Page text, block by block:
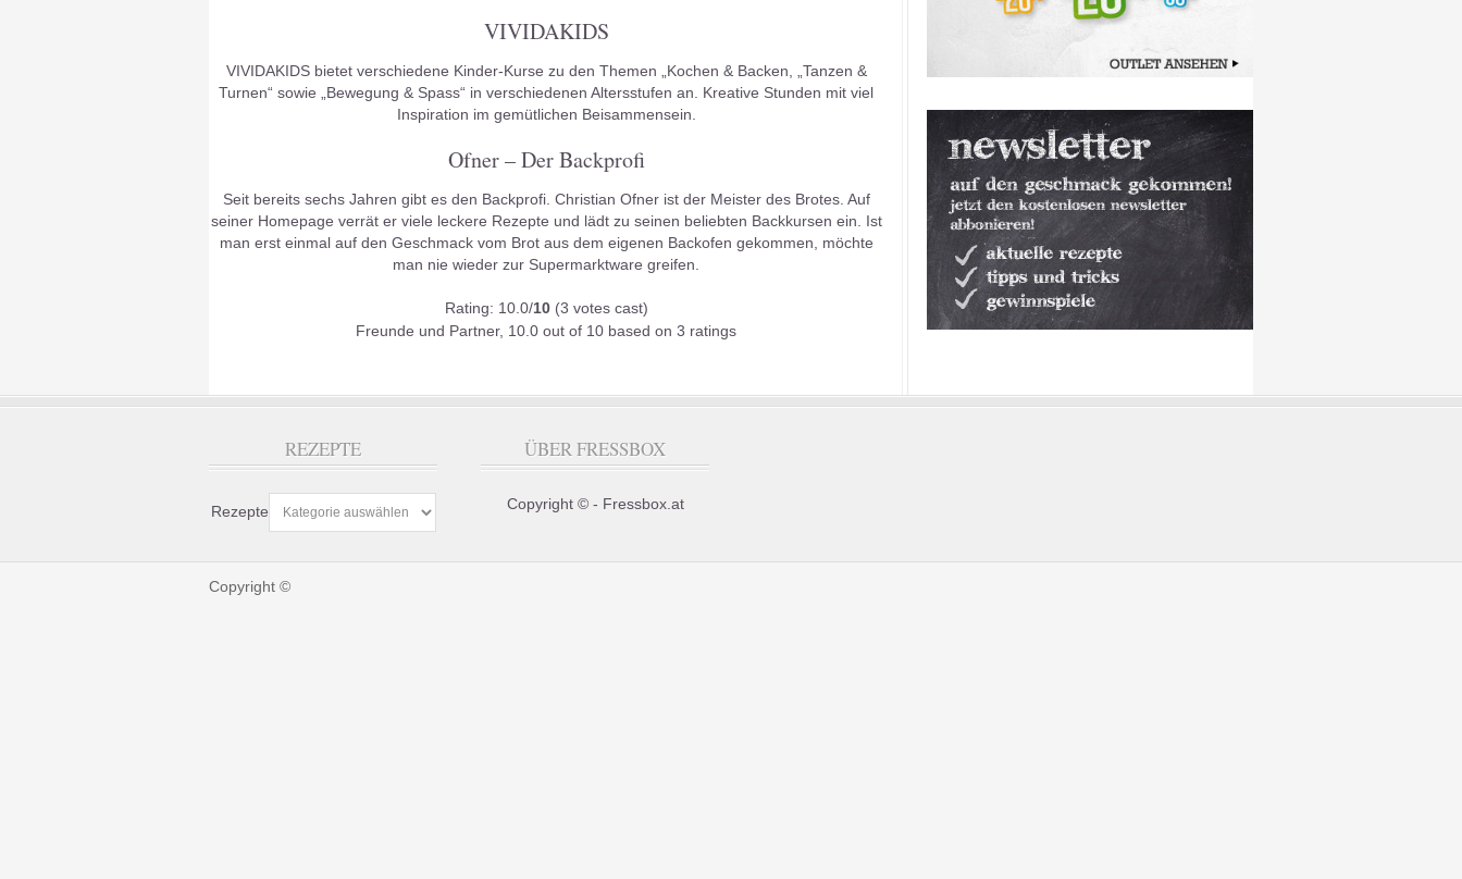
VIVIDAKIDS
VIVIDAKIDS bietet verschiedene Kinder-Kurse zu den Themen „Kochen & Backen, „Tanzen &
Turnen“ sowie „Bewegung & Spass“ in verschiedenen Altersstufen an. Kreative Stunden mit viel
Inspiration im gemütlichen Beisammensein.
Ofner – Der Backprofi
Seit bereits sechs Jahren gibt es den Backprofi. Christian Ofner ist der Meister des Brotes. Auf
seiner Homepage verrät er viele leckere Rezepte und lädt zu seinen beliebten Backkursen ein. Ist
man erst einmal auf den Geschmack vom Brot aus dem eigenen Backofen gekommen, möchte
man nie wieder zur Supermarktware greifen.
Rating: 10.0/10(3 votes cast)
Freunde und Partner, 10.0 out of 10 based on 3 ratings
REZEPTE
Rezepte
ÜBER FRESSBOX
Copyright © - Fressbox.at
Copyright ©